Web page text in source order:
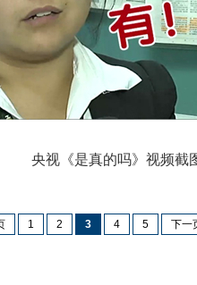
央视《是真的吗》视频截
1 2 3 4 5 下一